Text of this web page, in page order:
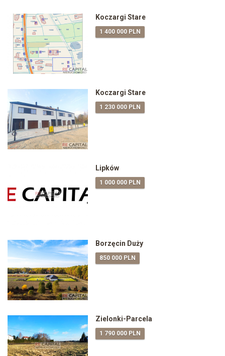
Koczargi Stare
1 400 000 PLN
Koczargi Stare
1 230 000 PLN
Lipków
1 000 000 PLN
Borzęcin Duży
850 000 PLN
Zielonki-Parcela
1 790 000 PLN